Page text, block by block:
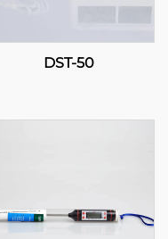
DST-50